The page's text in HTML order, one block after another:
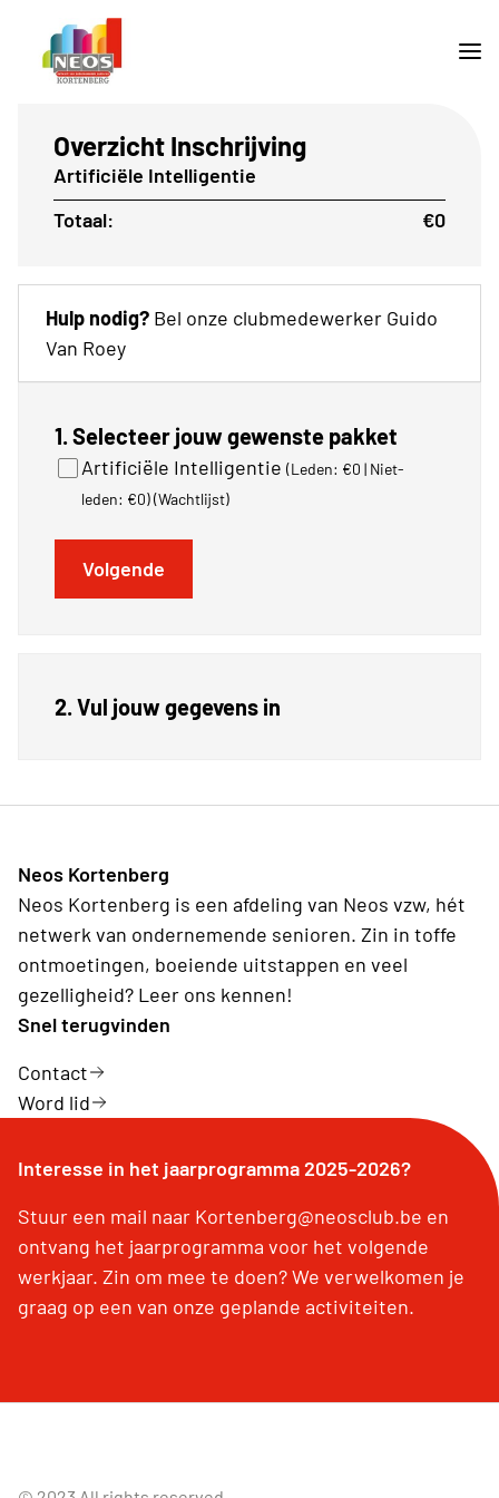
1. Selecteer jouw gewenste pakket
Artificiële Intelligentie (Leden: €0 | Niet-
leden: €0)(Wachtlijst)
Volgende
2. Vul jouw gegevens in
Overzicht Inschrijving
Artificiële Intelligentie
Totaal:
€0
Hulp nodig? Bel onze clubmedewerker Guido
Van Roey
Neos Kortenberg
Neos Kortenberg is een afdeling van Neos vzw, hét
netwerk van ondernemende senioren. Zin in toffe
ontmoetingen, boeiende uitstappen en veel
gezelligheid? Leer ons kennen!
Snel terugvinden
Contact
Word lid
Interesse in het jaarprogramma 2025-2026?
Stuur een mail naar Kortenberg@neosclub.be en
ontvang het jaarprogramma voor het volgende
werkjaar. Zin om mee te doen? We verwelkomen je
graag op een van onze geplande activiteiten.